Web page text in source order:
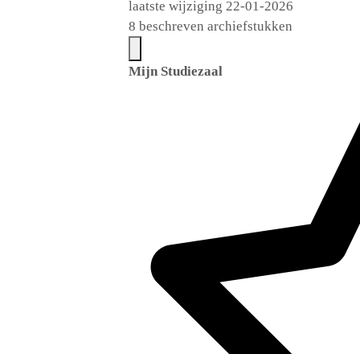
laatste wijziging 22-01-2026
8 beschreven archiefstukken
Mijn Studiezaal